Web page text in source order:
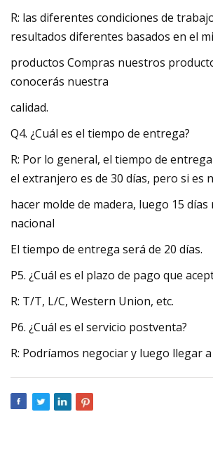
R: las diferentes condiciones de
resultados diferentes basados ​​en el
productos Compras nuestros
conocerás nuestra
calidad.
Q4. ¿Cuál es el tiempo de entrega?
R: Por lo general, el tiempo de
el extranjero es de 30 días, pero si es
hacer molde de madera, luego 15 días
nacional
El tiempo de entrega será de 20 días.
P5. ¿Cuál es el plazo de pago que
R: T/T, L/C, Western Union, etc.
P6. ¿Cuál es el servicio postventa?
R: Podríamos negociar y luego llegar